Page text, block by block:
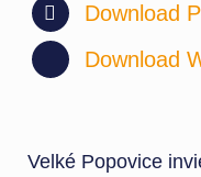
Download
Download
Velké Popovice